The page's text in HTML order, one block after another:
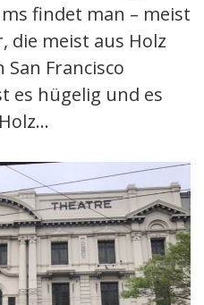
findet man – meist
die meist aus Holz
Francisco
es hügelig und es